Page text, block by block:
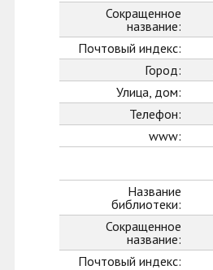
Сокращенное
название:
Почтовый индекс:
Город:
Улица, дом:
Телефон:
www:
Название
библиотеки:
Сокращенное
название:
Почтовый индекс: